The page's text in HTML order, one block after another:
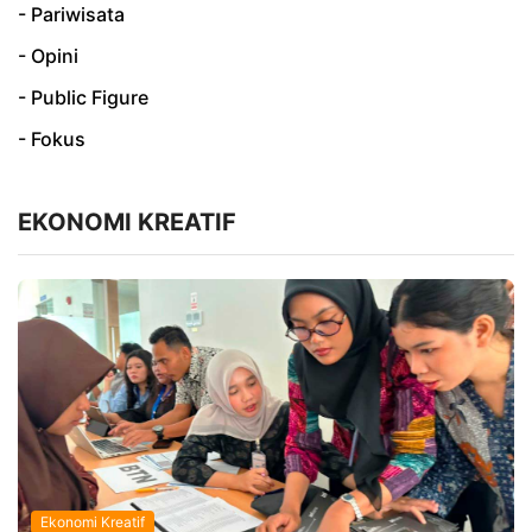
- Pariwisata
- Opini
- Public Figure
- Fokus
EKONOMI KREATIF
Ekonomi Kreatif